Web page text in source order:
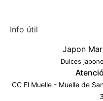
Info útil
Japon
Dulces
CC El Muelle - Muelle de